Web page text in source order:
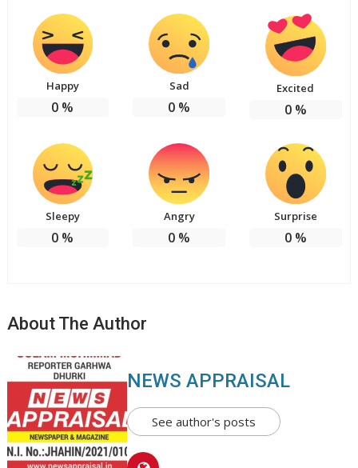
Happy
0 %
Sad
0 %
Excited
0%
Sleepy
0 %
Angry
0 %
Surprise
0%
About The Author
NEWS APPRAISAL
See author's posts